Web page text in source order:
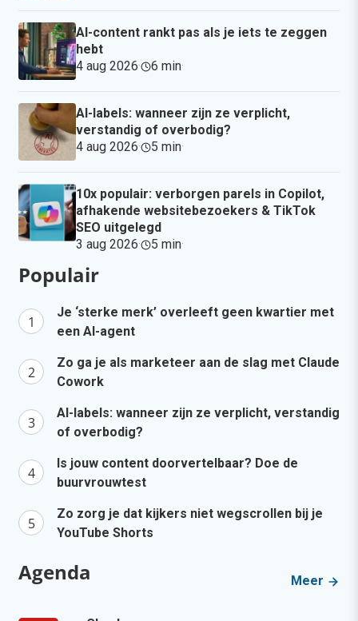
AI-content rankt pas als je iets te zeggen
hebt
4 aug 2026· 6 min·
AI-labels: wanneer zijn ze verplicht,
verstandig of overbodig?
4 aug 2026· 5 min·
10x populair: verborgen parels in Copilot,
afhakende websitebezoekers & TikTok
SEO uitgelegd
3 aug 2026· 5 min·
Populair
Je ‘sterke merk’ overleeft geen kwartier met
een AI-agent
Zo ga je als marketeer aan de slag met Claude
Cowork
AI-labels: wanneer zijn ze verplicht, verstandig
of overbodig?
Is jouw content doorvertelbaar? Doe de
buurvrouwtest
Zo zorg je dat kijkers niet wegscrollen bij je
YouTube Shorts
Agenda Meer